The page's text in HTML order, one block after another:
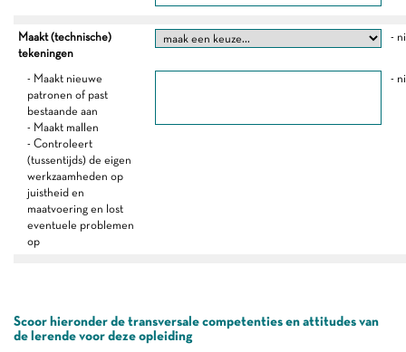
Maakt (technische)
tekeningen
-
- Maakt nieuwe
patronen of past
bestaande aan
- Maakt mallen
- Controleert
(tussentijds) de eigen
werkzaamheden op
juistheid en
maatvoering en lost
eventuele problemen
op
-
Scoor hieronder de transversale competenties en attitudes van
de lerende voor deze opleiding